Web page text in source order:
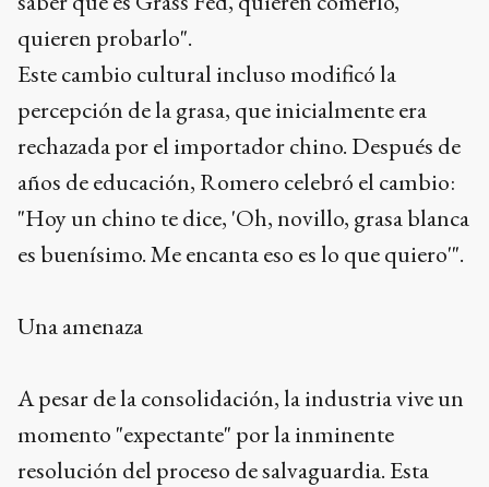
quieren probarlo".
Este cambio cultural incluso modificó la
percepción de la grasa, que inicialmente era
rechazada por el importador chino. Después de
años de educación, Romero celebró el cambio:
"Hoy un chino te dice, 'Oh, novillo, grasa blanca
es buenísimo. Me encanta eso es lo que quiero'".
Una amenaza
A pesar de la consolidación, la industria vive un
momento "expectante" por la inminente
resolución del proceso de salvaguardia. Esta